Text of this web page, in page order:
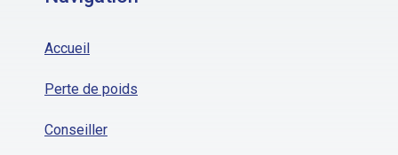
Accueil
Perte de poids
Conseiller